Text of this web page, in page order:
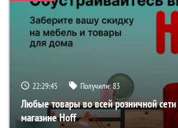
22:29:44 Получили:83
Любые товары во всей розничной
магазине Hoff